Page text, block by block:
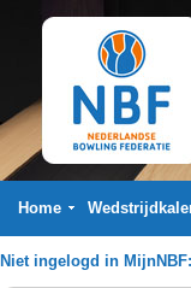
Home
Niet ingelogd in MijnNBF: